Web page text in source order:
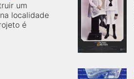
um
localidade
é